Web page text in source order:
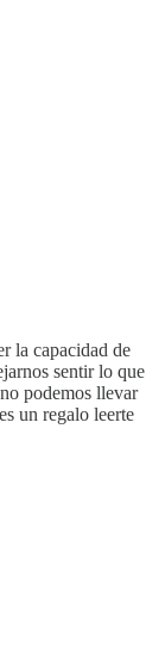
la capacidad de
sentir lo que
podemos llevar
un regalo leerte